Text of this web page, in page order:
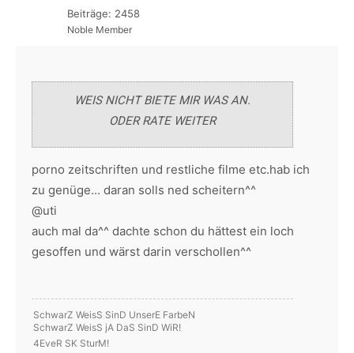
Beiträge: 2458
Noble Member
WEIS NICHT BIETE MIR WAS AN.
ODER RATE WEITER
porno zeitschriften und restliche filme etc.hab ich
zu genüge... daran solls ned scheitern^^
@uti
auch mal da^^ dachte schon du hättest ein loch
gesoffen und wärst darin verschollen^^
SchwarZ WeisS SinD UnserE FarbeN
SchwarZ WeisS jA DaS SinD WiR!
4EveR SK SturM!